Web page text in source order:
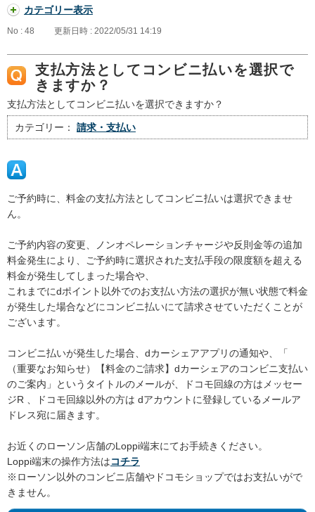
カテゴリー表示
No : 48 更新日時 : 2022/05/31 14:19
支払方法としてコンビニ払いを選択で
きますか？
支払方法としてコンビニ払いを選択できますか？
カテゴリー： 請求・支払い
ご予約時に、料金の支払方法としてコンビニ払いは選択できませ
ん。
ご予約内容の変更、ノンオペレーションチャージや反則金等の追加
料金発生により、ご予約時に選択された支払手段の限度額を超える
料金が発生してしまった場合や、
これまでにdポイント以外でのお支払い方法の選択が無い状態で料金
が発生した場合などにコンビニ払いにて請求させていただくことが
ございます。
コンビニ払いが発生した場合、dカーシェアアプリの通知や、「
（重要なお知らせ）【料金のご請求】dカーシェアのコンビニ支払い
のご案内」というタイトルのメールが、ドコモ回線の方はメッセー
ジR 、ドコモ回線以外の方は dアカウントに登録しているメールア
ドレス宛に届きます。
お近くのローソン店舗のLoppi端末にてお手続きください。
Loppi端末の操作方法はコチラ
※ローソン以外のコンビニ店舗やドコモショップではお支払いがで
きません。